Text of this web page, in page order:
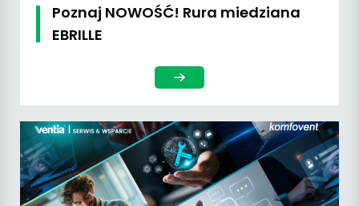
Poznaj NOWOŚĆ! Rura miedziana
EBRILLE